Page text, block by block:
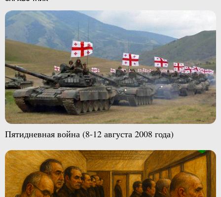
Пятидневная война (8-12 августа 2008 года)